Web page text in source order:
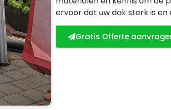
ervoor dat uw dak sterk is
Gratis Offerte